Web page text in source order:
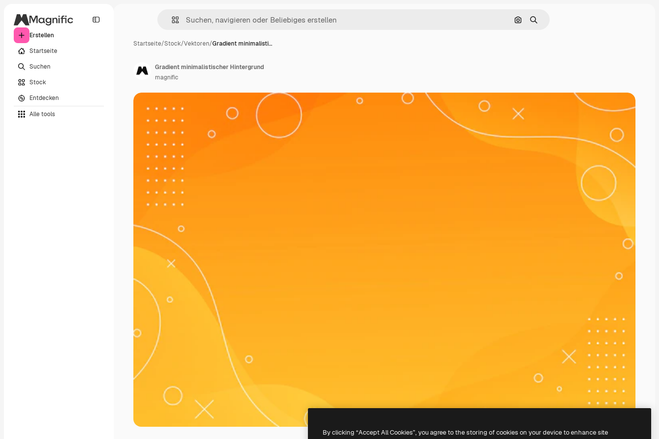
Erstellen
Startseite
Suchen
Stock
Entdecken
Alle tools
Nach Bild suchen
Suchen
Startseite/Stock/Vektoren/Gradient minimalisti…
Gradient minimalistischer Hintergrund
magnific
By clicking “Accept All Cookies”, you agree to the storing of cookies on your device to enhance site